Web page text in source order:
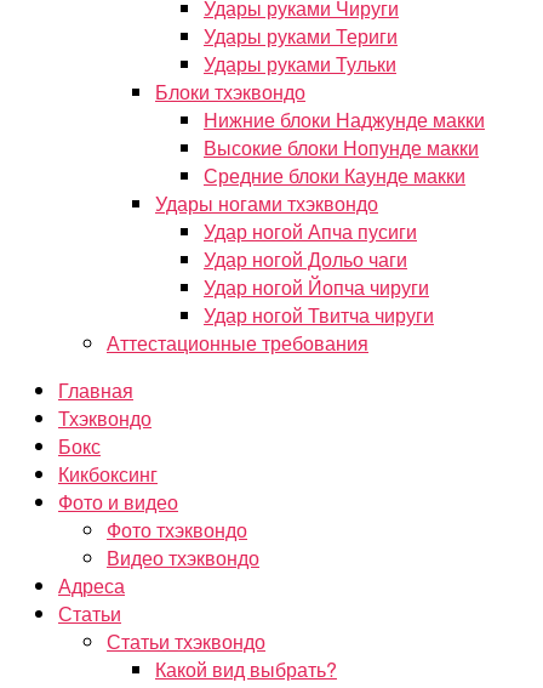
Удары руками Чируги
Удары руками Териги
Удары руками Тульки
Блоки тхэквондо
Нижние блоки Наджунде макки
Высокие блоки Нопунде макки
Средние блоки Каунде макки
Удары ногами тхэквондо
Удар ногой Апча пусиги
Удар ногой Дольо чаги
Удар ногой Йопча чируги
Удар ногой Твитча чируги
Аттестационные требования
Главная
Тхэквондо
Бокс
Кикбоксинг
Фото и видео
Фото тхэквондо
Видео тхэквондо
Адреса
Статьи
Статьи тхэквондо
Какой вид выбрать?